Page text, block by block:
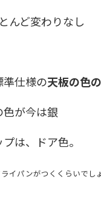
んど変わりなし
仕様の天板の色
色が今は銀
は、ドア色。
イパンがつくくらいでし